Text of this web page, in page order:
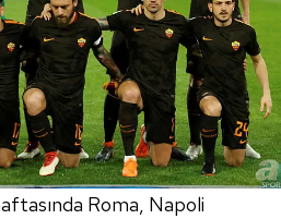
Roma, Napoli